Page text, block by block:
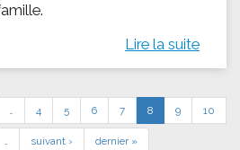
Lire la suite
… 4 5 6 7 8 9 10
… suivant › dernier »